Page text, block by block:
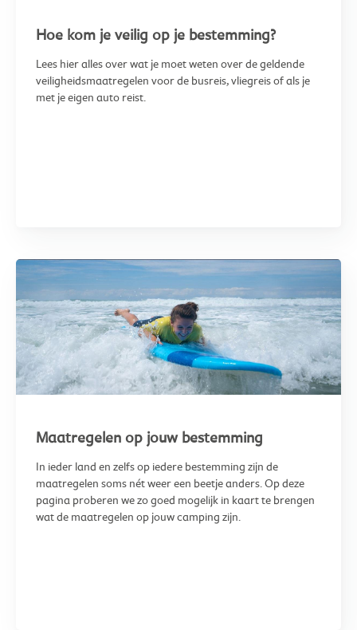
Hoe kom je veilig op je bestemming?
Lees hier alles over wat je moet weten over de geldende
veiligheidsmaatregelen voor de busreis, vliegreis of als je
met je eigen auto reist.
Maatregelen op jouw bestemming
In ieder land en zelfs op iedere bestemming zijn de
maatregelen soms nét weer een beetje anders. Op deze
pagina proberen we zo goed mogelijk in kaart te brengen
wat de maatregelen op jouw camping zijn.